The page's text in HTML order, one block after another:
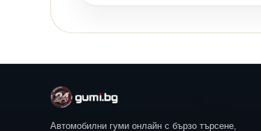
Автомобилни гуми онлайн с бързо търсене,